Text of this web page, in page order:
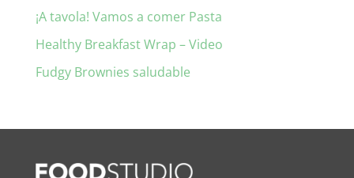
¡A tavola! Vamos a comer Pasta
Healthy Breakfast Wrap – Video
Fudgy Brownies saludable